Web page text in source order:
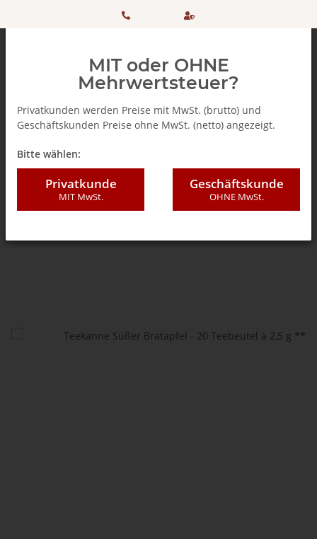
+ 49
506 98
einkaufen
SSL
MIT oder OHNE
Mehrwertsteuer?
Privatkunden werden Preise mit MwSt. (brutto) und
Geschäftskunden Preise ohne MwSt. (netto) angezeigt.
Bitte wählen:
Privatkunde
MIT MwSt.
Geschäftskunde
OHNE MwSt.